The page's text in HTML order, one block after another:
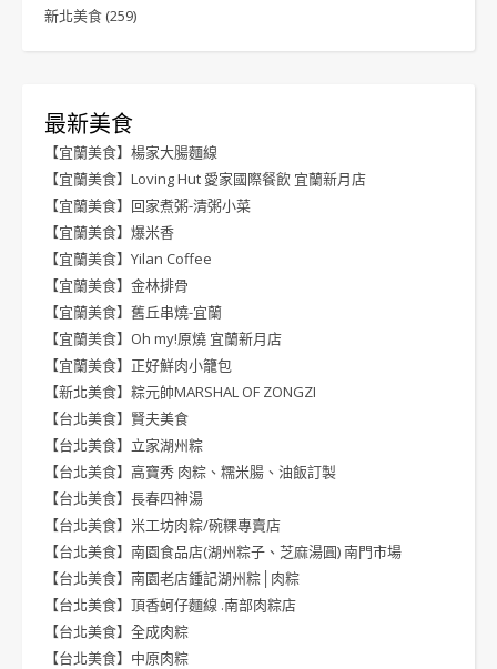
新北美食 (259)
最新美食
【宜蘭美食】楊家大腸麵線
【宜蘭美食】Loving Hut 愛家國際餐飲 宜蘭新月店
【宜蘭美食】回家煮粥-清粥小菜
【宜蘭美食】爆米香
【宜蘭美食】Yilan Coffee
【宜蘭美食】金林排骨
【宜蘭美食】舊丘串燒-宜蘭
【宜蘭美食】Oh my!原燒 宜蘭新月店
【宜蘭美食】正好鮮肉小籠包
【新北美食】粽元帥MARSHAL OF ZONGZI
【台北美食】賢夫美食
【台北美食】立家湖州粽
【台北美食】高寶秀 肉粽、糯米腸、油飯訂製
【台北美食】長春四神湯
【台北美食】米工坊肉粽/碗粿專賣店
【台北美食】南園食品店(湖州粽子、芝麻湯圓) 南門市場
【台北美食】南園老店鍾記湖州粽│肉粽
【台北美食】頂香蚵仔麵線 .南部肉粽店
【台北美食】全成肉粽
【台北美食】中原肉粽